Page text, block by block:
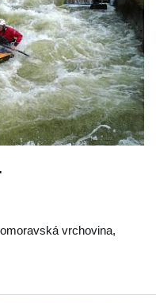
vrchovina,